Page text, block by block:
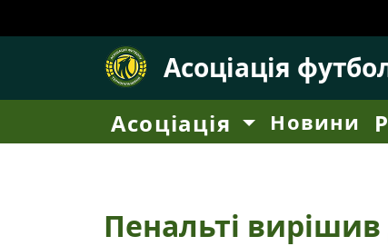
Асоціація
Асоціація Новини
Пенальті